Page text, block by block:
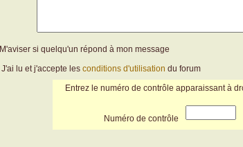
M'aviser si quelqu'un répond à mon message
J'ai lu et j'accepte les conditions d'utilisation du forum
Entrez le numéro de contrôle apparaissant à
Numéro de contrôle